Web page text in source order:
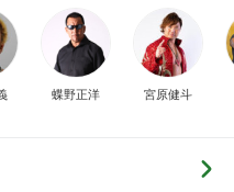
蝶野正洋 宮原健斗